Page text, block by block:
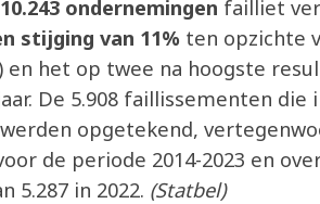
10.243 ondernemingen failliet
stijging van 11% ten opzichte
het op twee na hoogste
De 5.908 faillissementen die
opgetekend,
de periode 2014-2023 en
5.287 in 2022. (Statbel)